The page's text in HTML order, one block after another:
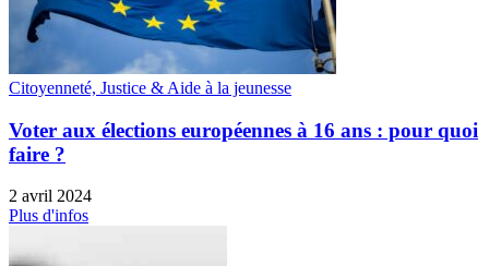
Citoyenneté, Justice & Aide à la jeunesse
Voter aux élections européennes à 16 ans : pour quoi
faire ?
2 avril 2024
Plus d'infos